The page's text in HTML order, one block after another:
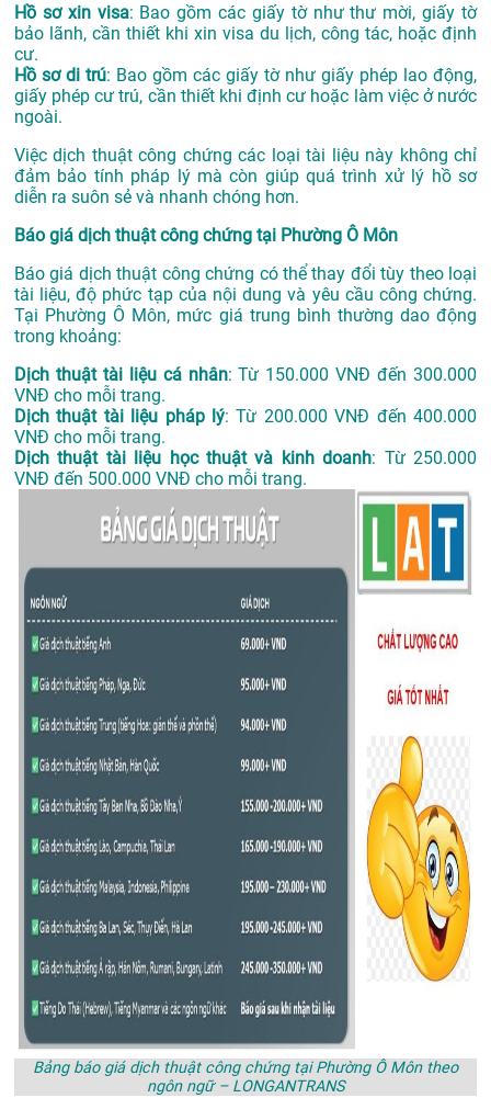
Hồ sơ xin visa: Bao gồm các giấy tờ như thư mời, giấy tờ
bảo lãnh, cần thiết khi xin visa du lịch, công tác, hoặc định
cư.
Hồ sơ di trú: Bao gồm các giấy tờ như giấy phép lao động,
giấy phép cư trú, cần thiết khi định cư hoặc làm việc ở nước
ngoài.
Việc dịch thuật công chứng các loại tài liệu này không chỉ
đảm bảo tính pháp lý mà còn giúp quá trình xử lý hồ sơ
diễn ra suôn sẻ và nhanh chóng hơn.
Báo giá dịch thuật công chứng tại Phường Ô Môn
Báo giá dịch thuật công chứng có thể thay đổi tùy theo loại
tài liệu, độ phức tạp của nội dung và yêu cầu công chứng.
Tại Phường Ô Môn, mức giá trung bình thường dao động
trong khoảng:
Dịch thuật tài liệu cá nhân: Từ 150.000 VNĐ đến 300.000
VNĐ cho mỗi trang.
Dịch thuật tài liệu pháp lý: Từ 200.000 VNĐ đến 400.000
VNĐ cho mỗi trang.
Dịch thuật tài liệu học thuật và kinh doanh: Từ 250.000
VNĐ đến 500.000 VNĐ cho mỗi trang.
Bảng báo giá dịch thuật công chứng tại Phường Ô Môn theo
ngôn ngữ – LONGANTRANS